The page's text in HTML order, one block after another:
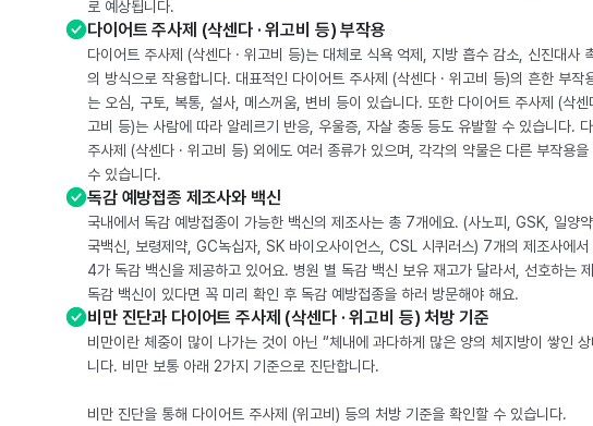
로 예상됩니다.
다이어트 주사제 (삭센다 · 위고비 등) 부작용
다이어트 주사제 (삭센다 · 위고비 등)는 대체로 식욕 억제, 지방 흡수 감소, 신진대사
의 방식으로 작용합니다. 대표적인 다이어트 주사제 (삭센다 · 위고비 등)의 흔한 부작
는 오심, 구토, 복통, 설사, 메스꺼움, 변비 등이 있습니다. 또한 다이어트 주사제 (삭센
고비 등)는 사람에 따라 알레르기 반응, 우울증, 자살 충동 등도 유발할 수 있습니다.
주사제 (삭센다 · 위고비 등) 외에도 여러 종류가 있으며, 각각의 약물은 다른 부작용을
수 있습니다.
독감 예방접종 제조사와 백신
국내에서 독감 예방접종이 가능한 백신의 제조사는 총 7개에요. (사노피, GSK, 일양
국백신, 보령제약, GC녹십자, SK 바이오사이언스, CSL 시퀴러스) 7개의 제조사에서
4가 독감 백신을 제공하고 있어요. 병원 별 독감 백신 보유 재고가 달라서, 선호하는
독감 백신이 있다면 꼭 미리 확인 후 독감 예방접종을 하러 방문해야 해요.
비만 진단과 다이어트 주사제 (삭센다 · 위고비 등) 처방 기준
비만이란 체중이 많이 나가는 것이 아닌 “체내에 과다하게 많은 양의 체지방이 쌓인
니다. 비만 보통 아래 2가지 기준으로 진단합니다.
비만 진단을 통해 다이어트 주사제 (위고비) 등의 처방 기준을 확인할 수 있습니다.